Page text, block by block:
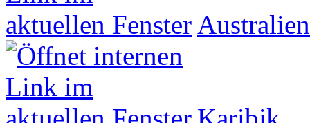
Australien